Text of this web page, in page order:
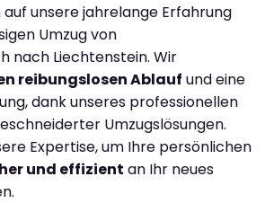
auf unsere jahrelange Erfahrung
Umzug von
nach Liechtenstein. Wir
reibungslosen Ablauf und eine
dank unseres professionellen
Umzugslösungen.
Expertise, um Ihre persönlichen
und effizient an Ihr neues